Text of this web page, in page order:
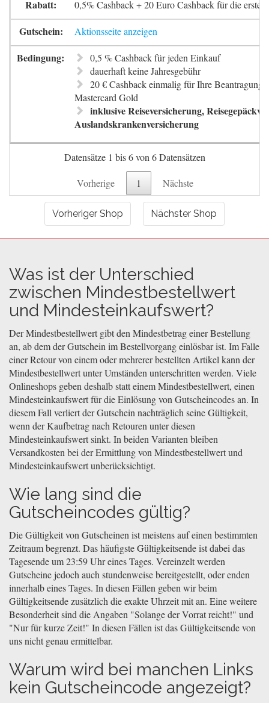
0,5% Cashback + 20 Euro Cashback für die erste
Aktionsseite anzeigen
0,5 % Cashback für jeden Einkauf
dauerhaft keine Jahresgebühr
20 € Cashback einmalig für Ihre Beantragung
Mastercard Gold
inklusive Reiseversicherung,
Auslandskrankenversicherung
Datensätze 1 bis 6 von 6 Datensätzen
Vorherige 1 Nächste
Vorheriger Shop Nächster Shop
Was ist der Unterschied
zwischen Mindestbestellwert
und Mindesteinkaufswert?
Der Mindestbestellwert gibt den Mindestbetrag einer Bestellung
an, ab dem der Gutschein im Bestellvorgang einlösbar ist. Im Falle
einer Retour von einem oder mehrerer bestellten Artikel kann der
Mindestbestellwert unter Umständen unterschritten werden. Viele
Onlineshops geben deshalb statt einem Mindestbestellwert, einen
Mindesteinkaufswert für die Einlösung von Gutscheincodes an. In
diesem Fall verliert der Gutschein nachträglich seine Gültigkeit,
wenn der Kaufbetrag nach Retouren unter diesen
Mindesteinkaufswert sinkt. In beiden Varianten bleiben
Versandkosten bei der Ermittlung von Mindestbestellwert und
Mindesteinkaufswert unberücksichtigt.
Wie lang sind die
Gutscheincodes gültig?
Die Gültigkeit von Gutscheinen ist meistens auf einen bestimmten
Zeitraum begrenzt. Das häufigste Gültigkeitsende ist dabei das
Tagesende um 23:59 Uhr eines Tages. Vereinzelt werden
Gutscheine jedoch auch stundenweise bereitgestellt, oder enden
innerhalb eines Tages. In diesen Fällen geben wir beim
Gültigkeitsende zusätzlich die exakte Uhrzeit mit an. Eine weitere
Besonderheit sind die Angaben "Solange der Vorrat reicht!" und
"Nur für kurze Zeit!" In diesen Fällen ist das Gültigkeitsende von
uns nicht genau ermittelbar.
Warum wird bei manchen Links
kein Gutscheincode angezeigt?